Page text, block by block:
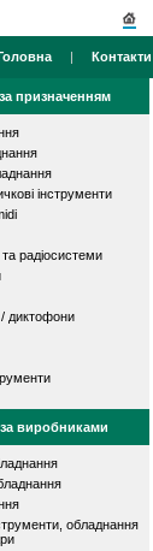
| Контакти
призначенням
інструменти
радіосистеми
диктофони
виробниками
обладнання